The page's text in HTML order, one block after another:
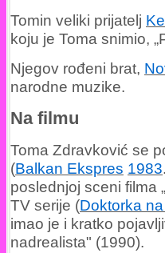
Tomin veliki prijatelj
koju je Toma snimio,
Njegov rođeni brat,
narodne muzike.
Na filmu
Toma Zdravković se
(Balkan Ekspres 1983
poslednjoj sceni filma
TV serije (Doktorka
imao je i kratko
nadrealista" (1990).